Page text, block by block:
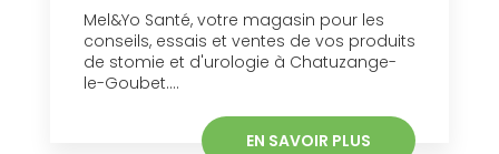
Mel&Yo Santé, votre magasin pour les
conseils, essais et ventes de vos produits
de stomie et d'urologie à Chatuzange-
le-Goubet....
EN SAVOIR PLUS